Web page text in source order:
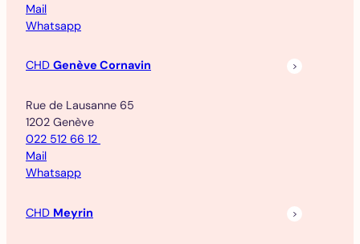
Mail
Whatsapp
CHD Genève Cornavin
Rue de Lausanne 65
1202 Genève
022 512 66 12
Mail
Whatsapp
CHD Meyrin